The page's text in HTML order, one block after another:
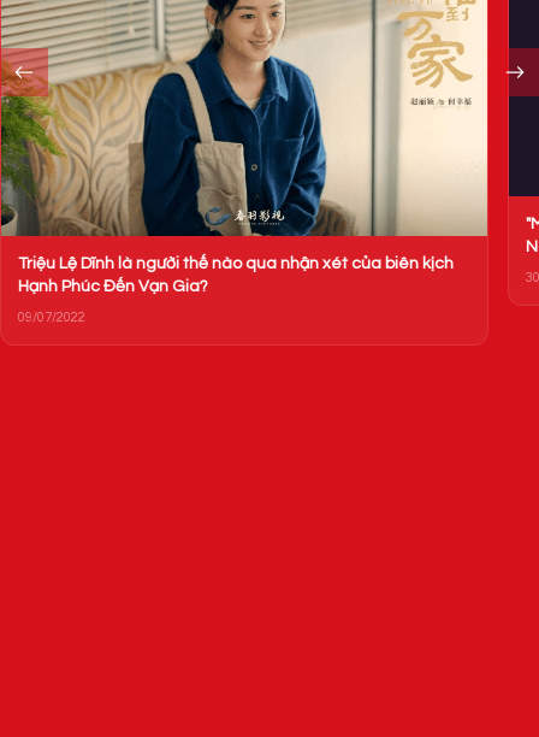
qua nhận xét của biên kịch
"Một cuộc hành trình đầy nghị